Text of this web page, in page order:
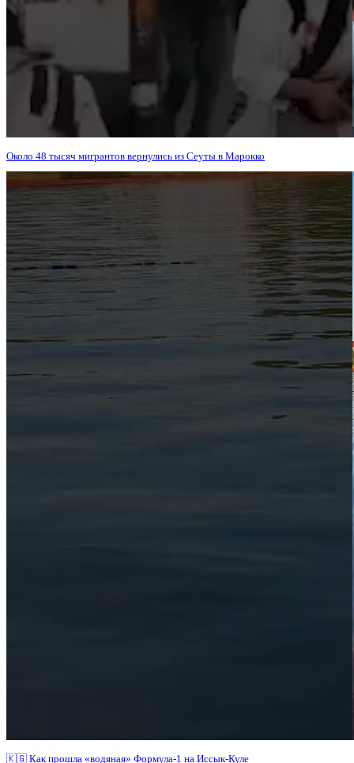
Около 48 тысяч мигрантов вернулись из Сеуты в Марокко
🇰🇬 Как прошла «водяная» Формула-1 на Иссык-Куле